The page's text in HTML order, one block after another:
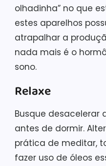
olhadinha” no que
estes aparelhos
atrapalhar a
nada mais é o
sono.
Relaxe
Busque desacelerar
antes de dormir.
prática de meditar,
fazer uso de óleos